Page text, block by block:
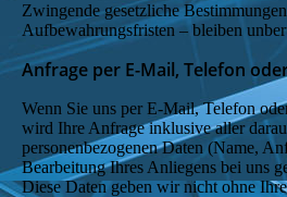
Zwingende gesetzliche
Aufbewahrungsfristen – bleiben
Anfrage per E-Mail, Telefon
Wenn Sie uns per E-Mail, Telefon
wird Ihre Anfrage inklusive aller
personenbezogenen Daten (Name,
Bearbeitung Ihres Anliegens bei uns
Diese Daten geben wir nicht ohne